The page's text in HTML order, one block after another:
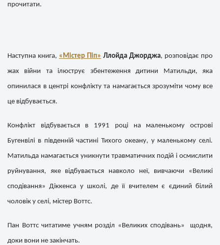
прочитати.
Наступна книга, «Містер Піп» Ллойда Джорджа, розповідає про
жах війни та ілюструє збентеження дитини Матильди, яка
опинилася в центрі конфлікту та намагається зрозуміти чому все
це відбувається.
Конфлікт відбувається в 1991 році на маленькому острові
Бугенвілі в південній частині Тихого океану, у маленькому селі.
Матильда намагається уникнути травматичних подій і осмислити
руйнування, яке відбувається навколо неї, вивчаючи «Великі
сподівання» Діккенса у школі, де її вчителем є єдиний білий
чоловік у селі, містер Воттс.
Пан Воттс читатиме учням розділ «Великих сподівань» щодня,
доки вони не закінчать.